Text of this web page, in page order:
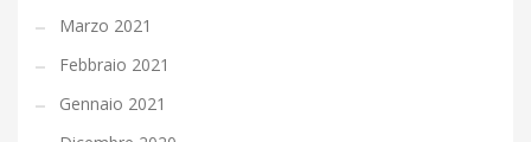
Marzo 2021
Febbraio 2021
Gennaio 2021